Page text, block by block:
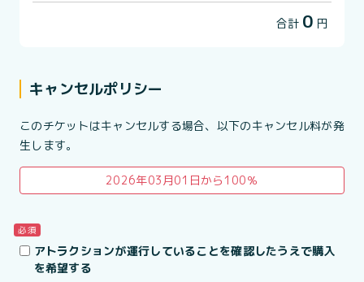
合計 0 円
キャンセルポリシー
このチケットはキャンセルする場合、以下のキャンセル料が発
生します。
2026年03月01日から100％
必須
アトラクションが運行していることを確認したうえで購入
を希望する